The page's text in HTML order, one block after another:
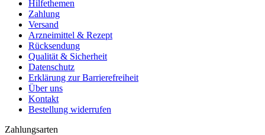
Hilfethemen
Zahlung
Versand
Arzneimittel & Rezept
Rücksendung
Qualität & Sicherheit
Datenschutz
Erklärung zur Barrierefreiheit
Über uns
Kontakt
Bestellung widerrufen
Zahlungsarten